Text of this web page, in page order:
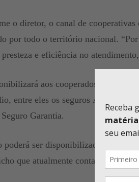
o diretor, o canal de
por todo o território nacional.
presteza e eficiência no
aos cooperados de
entre eles os seguros Automóvel,
Garantia.
ser disponibilizada por meio
que atualmente conta com uma